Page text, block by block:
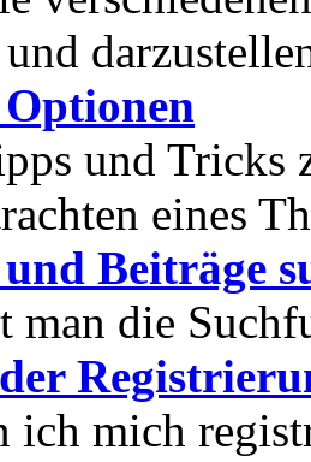
und Tricks
eines
Beiträge
man die
ich mich